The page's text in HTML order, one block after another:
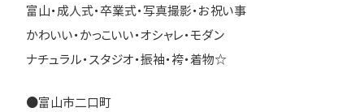
富山・成人式・卒業式・写真撮影・お祝い事
かわいい・かっこいい・オシャレ・モダン
ナチュラル・スタジオ・振袖・袴・着物☆
●富山市二口町